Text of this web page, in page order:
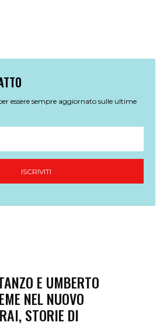
essere sempre aggiornato sulle ultime
ISCRIVITI